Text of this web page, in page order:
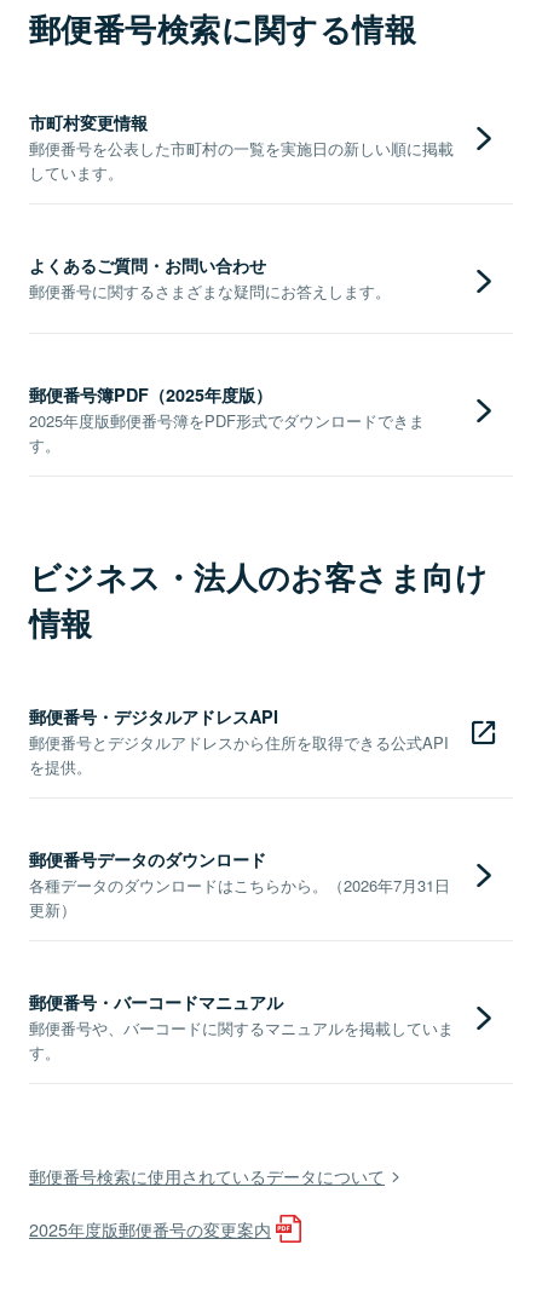
郵便番号検索に関する情報
市町村変更情報
郵便番号を公表した市町村の一覧を実施日の新しい順に掲載
しています。
よくあるご質問・お問い合わせ
郵便番号に関するさまざまな疑問にお答えします。
郵便番号簿PDF（2025年度版）
2025年度版郵便番号簿をPDF形式でダウンロードできま
す。
ビジネス・法人のお客さま向け
情報
郵便番号・デジタルアドレスAPI
郵便番号とデジタルアドレスから住所を取得できる公式API
を提供。
郵便番号データのダウンロード
各種データのダウンロードはこちらから。（2026年7月31日
更新）
郵便番号・バーコードマニュアル
郵便番号や、バーコードに関するマニュアルを掲載していま
す。
郵便番号検索に使用されているデータについて
2025年度版郵便番号の変更案内